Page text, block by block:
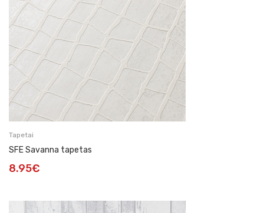
Tapetai
SFE Savanna tapetas
8.95€